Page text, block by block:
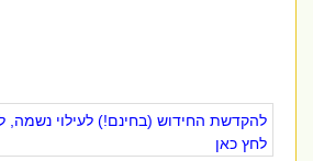
להקדשת החידוש (בחינם!) לעילוי נשמה,
לחץ כאן